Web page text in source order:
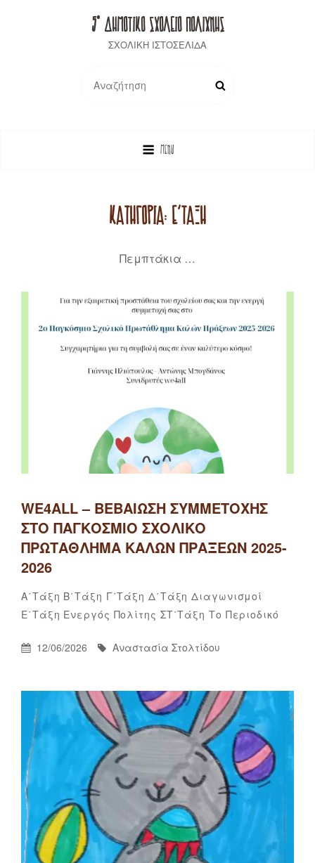
5° ΔΗΜΟΤΙΚΟ ΣΧΟΛΕΙΟ ΠΟΛΙΧΝΗΣ
ΣΧΟΛΙΚΗ ΙΣΤΟΣΕΛΙΔΑ
for:
MENU
ΚΑΤΗΓΟΡΊΑ:Ε΄ΤΆΞΗ
Πεμπτάκια …
WE4ALL – ΒΕΒΑΊΩΣΗ ΣΥΜΜΕΤΟΧΉΣ
ΣΤΟ ΠΑΓΚΌΣΜΙΟ ΣΧΟΛΙΚΌ
ΠΡΩΤΆΘΛΗΜΑ ΚΑΛΏΝ ΠΡΆΞΕΩΝ 2025-
2026
Categories
Α΄τάξη Β΄τάξη Γ΄τάξη Δ΄τάξη Διαγωνισμοί
Ε΄τάξη Ενεργός Πολίτης ΣΤ΄τάξη Το ΠεριοδικόBy
Posted
12/06/2026 By
Αναστασία Στολτίδου